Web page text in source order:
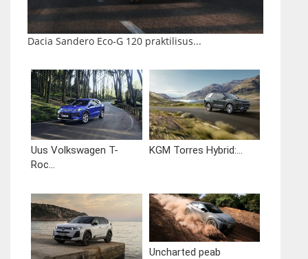
Dacia Sandero Eco-G 120 praktilisus...
Uus Volkswagen T-
Roc...
KGM Torres Hybrid:...
Uncharted peab